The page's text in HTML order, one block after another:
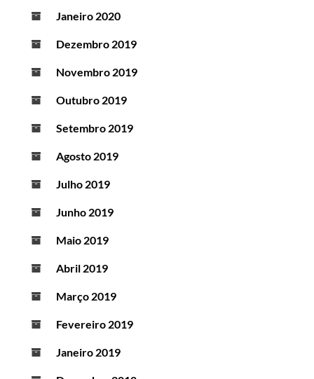
Janeiro 2020
Dezembro 2019
Novembro 2019
Outubro 2019
Setembro 2019
Agosto 2019
Julho 2019
Junho 2019
Maio 2019
Abril 2019
Março 2019
Fevereiro 2019
Janeiro 2019